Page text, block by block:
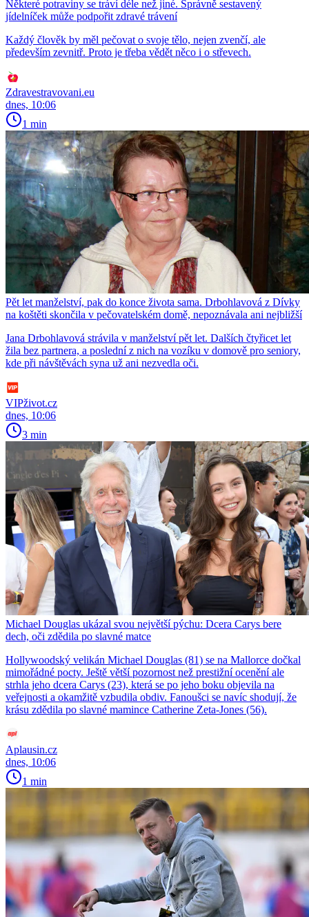
Některé potraviny se tráví déle než jiné. Správně sestavený
jídelníček může podpořit zdravé trávení
Každý člověk by měl pečovat o svoje tělo, nejen zvenčí, ale
především zevnitř. Proto je třeba vědět něco i o střevech.
Zdravestravovani.eu
dnes, 10:06
1 min
Pět let manželství, pak do konce života sama. Drbohlavová z Dívky
na koštěti skončila v pečovatelském domě, nepoznávala ani nejbližší
Jana Drbohlavová strávila v manželství pět let. Dalších čtyřicet let
žila bez partnera, a poslední z nich na vozíku v domově pro seniory,
kde při návštěvách syna už ani nezvedla oči.
VIPživot.cz
dnes, 10:06
3 min
Michael Douglas ukázal svou největší pýchu: Dcera Carys bere
dech, oči zdědila po slavné matce
Hollywoodský velikán Michael Douglas (81) se na Mallorce dočkal
mimořádné pocty. Ještě větší pozornost než prestižní ocenění ale
strhla jeho dcera Carys (23), která se po jeho boku objevila na
veřejnosti a okamžitě vzbudila obdiv. Fanoušci se navíc shodují, že
krásu zdědila po slavné mamince Catherine Zeta-Jones (56).
Aplausin.cz
dnes, 10:06
1 min